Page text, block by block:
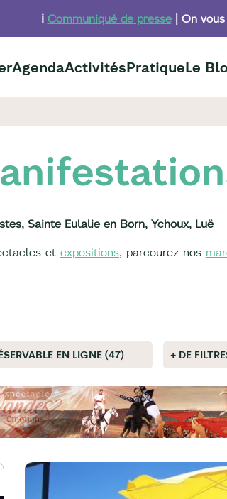
ℹ️ Communiqué de presse| On
AgendaActivitésPratiqueLe
Sainte Eulalie en Born, Ychoux, Luë
etexpositions, parcourez nos
EN LIGNE (47) + DE